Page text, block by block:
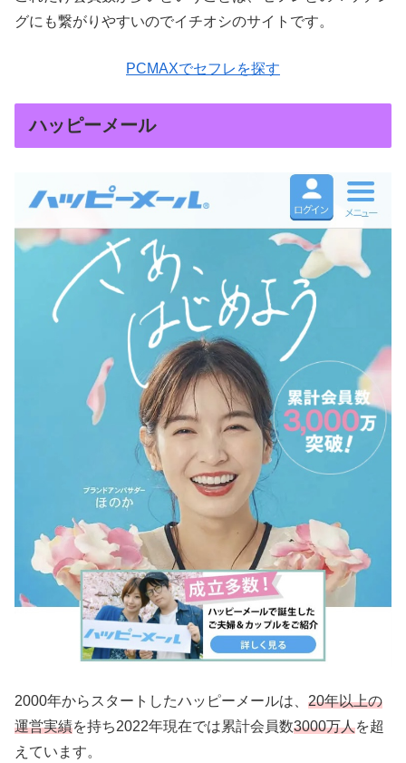
グにも繋がりやすいのでイチオシのサイトです。
PCMAXでセフレを探す
ハッピーメール
2000年からスタートしたハッピーメールは、 20年以上の
運営実績を持ち2022年現在では累計会員数3000万人を超
えています。